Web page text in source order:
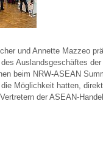
und Annette Mazzeo
des Auslandsgeschäftes
beim NRW-ASEAN
die Möglichkeit hatten,
der ASEAN-